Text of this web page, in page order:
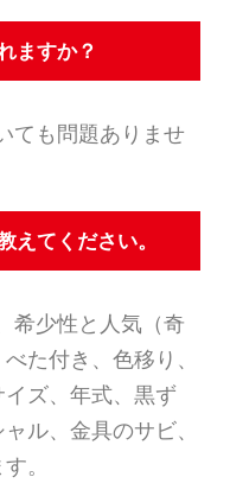
ますか？
ても問題ありませ
てください。
希少性と人気（奇
た付き、色移り、
ズ、年式、黒ず
ル、金具のサビ、
。